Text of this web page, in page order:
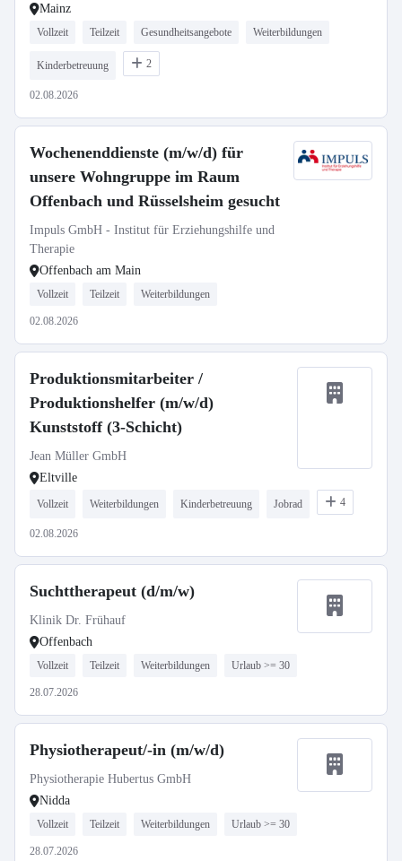
Mainz
Vollzeit Teilzeit Gesundheitsangebote Weiterbildungen
Kinderbetreuung 2
02.08.2026
Wochenenddienste (m/w/d) für
unsere Wohngruppe im Raum
Offenbach und Rüsselsheim gesucht
Impuls GmbH - Institut für Erziehungshilfe und
Therapie
Offenbach am Main
Vollzeit Teilzeit Weiterbildungen
02.08.2026
Produktionsmitarbeiter /
Produktionshelfer (m/w/d)
Kunststoff (3-Schicht)
Jean Müller GmbH
Eltville
Vollzeit Weiterbildungen Kinderbetreuung Jobrad 4
02.08.2026
Suchttherapeut (d/m/w)
Klinik Dr. Frühauf
Offenbach
Vollzeit Teilzeit Weiterbildungen Urlaub >= 30
28.07.2026
Physiotherapeut/-in (m/w/d)
Physiotherapie Hubertus GmbH
Nidda
Vollzeit Teilzeit Weiterbildungen Urlaub >= 30
28.07.2026